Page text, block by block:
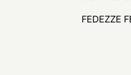
FEDEZZE